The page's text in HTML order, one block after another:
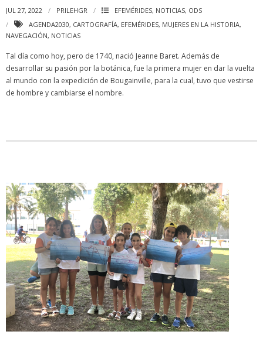
JUL 27, 2022 PRILEHGR EFEMÉRIDES, NOTICIAS, ODS
AGENDA2030, CARTOGRAFÍA, EFEMÉRIDES, MUJERES EN LA HISTORIA,
NAVEGACIÓN, NOTICIAS
Tal día como hoy, pero de 1740, nació Jeanne Baret. Además de
desarrollar su pasión por la botánica, fue la primera mujer en dar la vuelta
al mundo con la expedición de Bougainville, para la cual, tuvo que vestirse
de hombre y cambiarse el nombre.